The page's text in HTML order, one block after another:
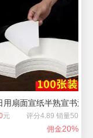
风扇
用扇面宣纸半熟宣书法
元 评分4.89 销量50
佣金20%